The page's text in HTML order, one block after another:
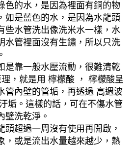
色的水，是因為裡面有銅的物
如是藍色的水，是因為水龍頭
些水管洗出像洗米水一樣，水
水管裡面沒有生鏽，所以只洗
是靠一般水壓流動，很難清乾
，就是用 檸檬酸 ， 檸檬酸呈
管內壁的管垢，再透過 高週波
垢。這樣的話，可在不傷水管
壁洗乾淨。
頭超過一周沒有使用再開啟，
，或是流出水量越來越少，熱